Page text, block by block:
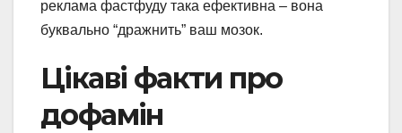
реклама фастфуду така ефективна – вона
буквально “дражнить” ваш мозок.
Цікаві факти про
дофамін